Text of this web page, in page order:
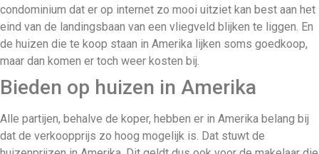
condominium dat er op internet zo mooi uitziet kan best aan het
eind van de landingsbaan van een vliegveld blijken te liggen. En
de huizen die te koop staan in Amerika lijken soms goedkoop,
maar dan komen er toch weer kosten bij.
Bieden op huizen in Amerika
Alle partijen, behalve de koper, hebben er in Amerika belang bij
dat de verkoopprijs zo hoog mogelijk is. Dat stuwt de